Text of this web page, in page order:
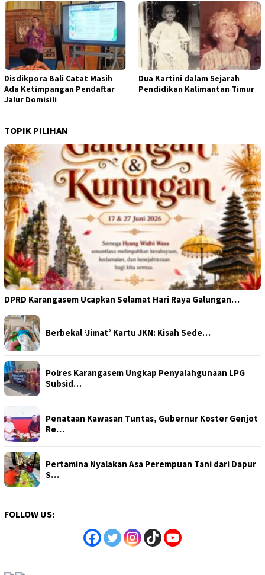
Disdikpora Bali Catat Masih
Ada Ketimpangan Pendaftar
Jalur Domisili
Dua Kartini dalam Sejarah
Pendidikan Kalimantan Timur
TOPIK PILIHAN
DPRD Karangasem Ucapkan Selamat Hari Raya Galungan…
Berbekal ‘Jimat’ Kartu JKN: Kisah Sede…
Polres Karangasem Ungkap Penyalahgunaan LPG
Subsid…
Penataan Kawasan Tuntas, Gubernur Koster Genjot
Re…
Pertamina Nyalakan Asa Perempuan Tani dari Dapur
S…
FOLLOW US: